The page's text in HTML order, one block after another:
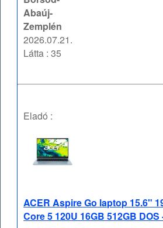
Abaúj-
Zemplén
2026.07.21.
Látta : 35
Eladó :
ACER Aspire Go laptop 15.6"
Core 5 120U 16GB 512GB DOS